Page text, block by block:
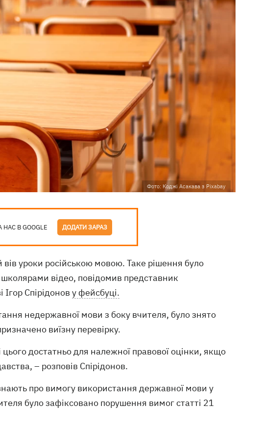
Фото: Коджі Асакава з Pixabay
В GOOGLE ДОДАТИ ЗАРАЗ
вів уроки російською мовою. Таке рішення було
відео, повідомив представник
Спірідонов у фейсбуці.
недержавної мови з боку вчителя, було знято
виїзну перевірку.
достатньо для належної правової оцінки, якщо
– розповів Спірідонов.
про вимогу використання державної мови у
було зафіксовано порушення вимог статті 21